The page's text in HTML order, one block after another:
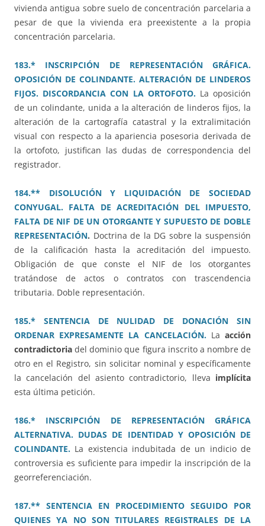
vivienda antigua sobre suelo de concentración parcelaria a
pesar de que la vivienda era preexistente a la propia
concentración parcelaria.
183.* INSCRIPCIÓN DE REPRESENTACIÓN GRÁFICA.
OPOSICIÓN DE COLINDANTE. ALTERACIÓN DE LINDEROS
FIJOS. DISCORDANCIA CON LA ORTOFOTO. La oposición
de un colindante, unida a la alteración de linderos fijos, la
alteración de la cartografía catastral y la extralimitación
visual con respecto a la apariencia posesoria derivada de
la ortofoto, justifican las dudas de correspondencia del
registrador.
184.** DISOLUCIÓN Y LIQUIDACIÓN DE SOCIEDAD
CONYUGAL. FALTA DE ACREDITACIÓN DEL IMPUESTO,
FALTA DE NIF DE UN OTORGANTE Y SUPUESTO DE DOBLE
REPRESENTACIÓN. Doctrina de la DG sobre la suspensión
de la calificación hasta la acreditación del impuesto.
Obligación de que conste el NIF de los otorgantes
tratándose de actos o contratos con trascendencia
tributaria. Doble representación.
185.* SENTENCIA DE NULIDAD DE DONACIÓN SIN
ORDENAR EXPRESAMENTE LA CANCELACIÓN. Laacción
contradictoria del dominio que figura inscrito a nombre de
otro en el Registro, sin solicitar nominal y específicamente
la cancelación del asiento contradictorio, lleva implícita
esta última petición.
186.* INSCRIPCIÓN DE REPRESENTACIÓN GRÁFICA
ALTERNATIVA. DUDAS DE IDENTIDAD Y OPOSICIÓN DE
COLINDANTE. La existencia indubitada de un indicio de
controversia es suficiente para impedir la inscripción de la
georreferenciación.
187.** SENTENCIA EN PROCEDIMIENTO SEGUIDO POR
QUIENES YA NO SON TITULARES REGISTRALES DE LA